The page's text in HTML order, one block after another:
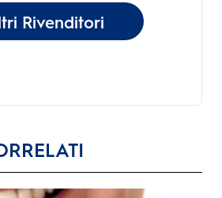
Rivenditori